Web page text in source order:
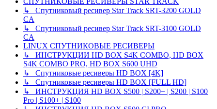
↳ Спутниковый ресивер Star Track SRT-3200 GOLD
CA
↳ Спутниковый ресивер Star Track SRT-3100 GOLD
CA
LINUX СПУТНИКОВЫЕ РЕСИВЕРЫ
↳ ИНСТРУКЦИИ HD BOX S4K COMBO, HD BOX
S4K COMBO PRO, HD BOX S600 UHD
↳ Спутниковые ресиверы HD BOX [4K]
↳ Спутниковые ресиверы HD BOX [FULL HD]
↳ ИНСТРУКЦИЯ HD BOX S500 | S200+ | S200 | S100
Pro | S100+ | S100